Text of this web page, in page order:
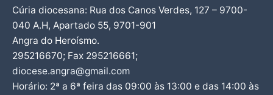
Cúria diocesana: Rua dos Canos Verdes, 127 – 9700-
040 A.H, Apartado 55, 9701-901
Angra do Heroísmo.
295216670; Fax 295216661;
diocese.angra@gmail.com
Horário: 2ª a 6ª feira das 09:00 às 13:00 e das 14:00 às